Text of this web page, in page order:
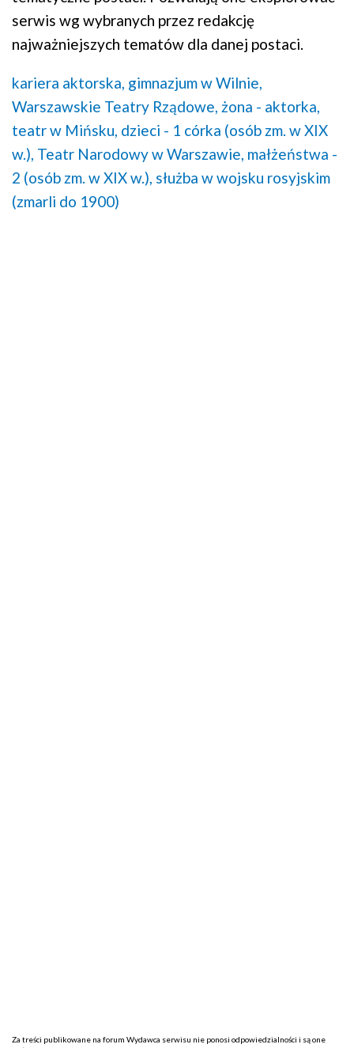
serwis wg wybranych przez redakcję
najważniejszych tematów dla danej postaci.
kariera aktorska, gimnazjum w Wilnie,
Warszawskie Teatry Rządowe, żona - aktorka,
teatr w Mińsku, dzieci - 1 córka (osób zm. w XIX
w.), Teatr Narodowy w Warszawie, małżeństwa -
2 (osób zm. w XIX w.), służba w wojsku rosyjskim
(zmarli do 1900)
Za treści publikowane na forum Wydawca serwisu nie ponosi odpowiedzialności i są one